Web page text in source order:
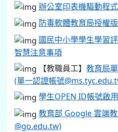
辦公室印表機驅動程式
防毒軟體教育局授權版
國民中小學學生學習
智慧注意事項
【教職員工】 教育局
(單一認證帳號
學生OPEN ID帳號啟
教育部 Google 雲端
@go.edu.tw)